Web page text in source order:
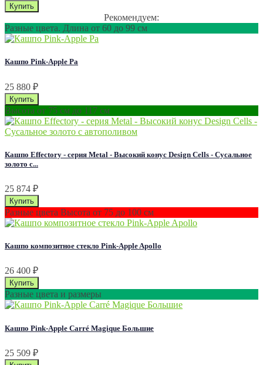
Рекомендуем:
Разные цвета. Длина от 60 до 99 см
Кашпо Pink-Apple Pa
25 880 ₽
Высота от 75 см до 117 см
Кашпо Effectory - серия Metal - Высокий конус Design Cells - Сусальное
золото с...
25 874 ₽
Разные цвета Высота от 75 до 100 см
Кашпо композитное стекло Pink-Apple Apollo
26 400 ₽
Разные цвета и размеры
Кашпо Pink-Apple Carré Magique Большие
25 509 ₽